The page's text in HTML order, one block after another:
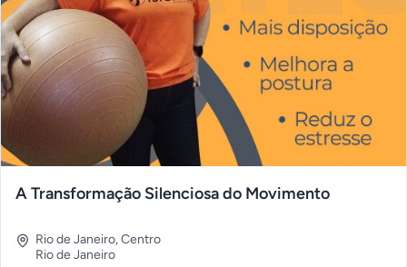
A Transformação Silenciosa do Movimento
Rio de Janeiro,Centro
Rio de Janeiro